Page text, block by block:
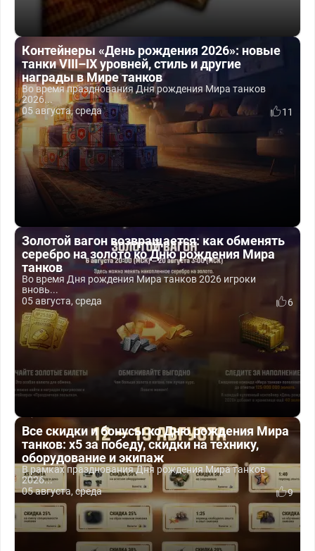
Контейнеры «День рождения 2026»: новые
танки VIII–IX уровней, стиль и другие
награды в Мире танков
Во время празднования Дня рождения Мира танков
2026...
05 августа, среда
11
Золотой вагон возвращается: как обменять
серебро на золото ко Дню рождения Мира
танков
Во время Дня рождения Мира танков 2026 игроки
вновь...
05 августа, среда
6
Все скидки и бонусы ко Дню рождения Мира
танков: x5 за победу, скидки на технику,
оборудование и экипаж
В рамках празднования Дня рождения Мира танков
2026...
05 августа, среда
9